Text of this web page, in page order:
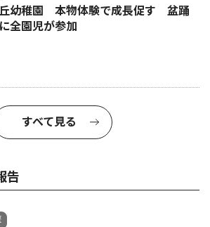
幼稚園 本物体験で成長促す 盆踊
全園児が参加
すべて見る
告